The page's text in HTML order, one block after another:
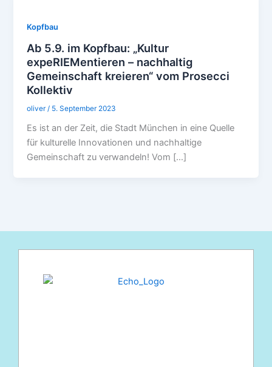
Kopfbau
Ab 5.9. im Kopfbau: „Kultur
expeRIEMentieren – nachhaltig
Gemeinschaft kreieren“ vom Prosecci
Kollektiv
oliver / 5. September 2023
Es ist an der Zeit, die Stadt München in eine Quelle
für kulturelle Innovationen und nachhaltige
Gemeinschaft zu verwandeln! Vom […]